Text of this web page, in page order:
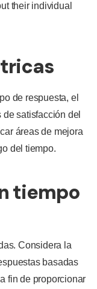
their individual
de respuesta, el
satisfacción del
áreas de mejora
del tiempo.
tiempo
Considera la
basadas
fin de proporcionar